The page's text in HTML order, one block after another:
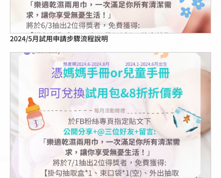
2024/5月試用申請步驟流程說明
點擊這裡